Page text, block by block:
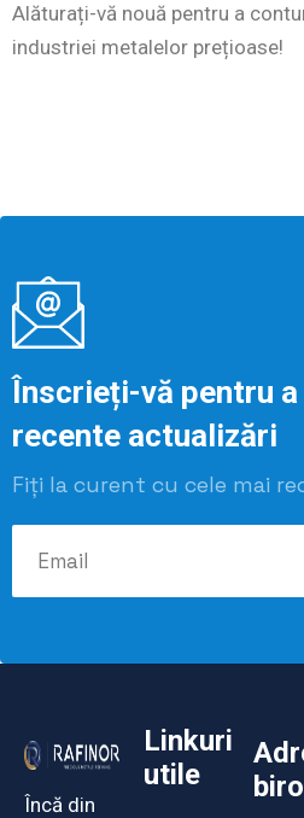
Alăturați-vă nouă pentru a
industriei metalelor prețioase!
Înscrieți-vă pentru
recente actualizări
Fiți la curent cu cele mai
Încă din
Linkuri
utile